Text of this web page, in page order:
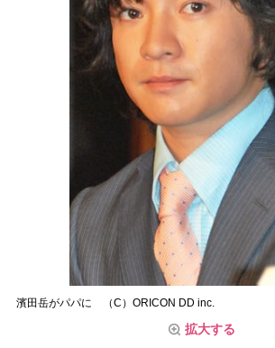
濱田岳がパパに （C）ORICON DD inc.
拡大する